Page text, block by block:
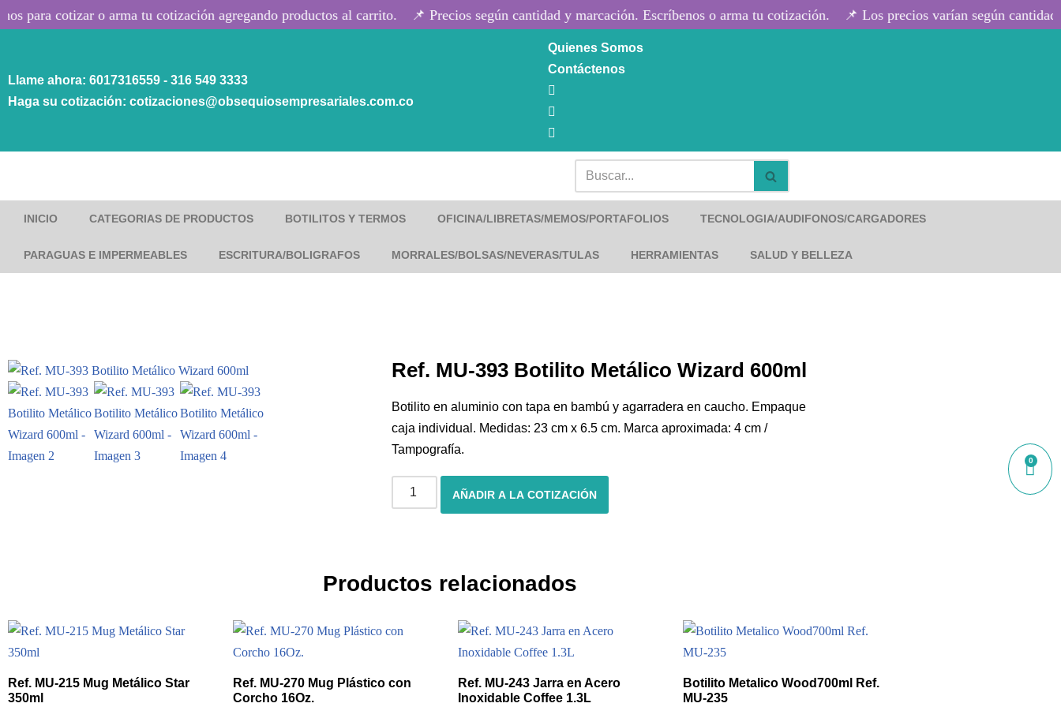
contenido
para cotizar o arma tu cotización agregando productos al carrito. 📌 Precios según cantidad y marcación. Escríbenos o arma tu cotización. 📌 Los precios varían según cantidad
Llame ahora: 6017316559 - 316 549 3333
Haga su cotización: cotizaciones@obsequiosempresariales.com.co
Quienes Somos
Contáctenos
0
INICIO CATEGORIAS DE PRODUCTOS BOTILITOS Y TERMOS OFICINA/LIBRETAS/MEMOS/PORTAFOLIOS TECNOLOGIA/AUDIFONOS/CARGADORES
PARAGUAS E IMPERMEABLES ESCRITURA/BOLIGRAFOS MORRALES/BOLSAS/NEVERAS/TULAS HERRAMIENTAS SALUD Y BELLEZA
Ref. MU-393 Botilito Metálico Wizard 600ml
Botilito en aluminio con tapa en bambú y agarradera en caucho. Empaque
caja individual. Medidas: 23 cm x 6.5 cm. Marca aproximada: 4 cm /
Tampografía.
AÑADIR A LA COTIZACIÓN
Productos relacionados
Ref. MU-215 Mug Metálico Star
350ml
Ref. MU-270 Mug Plástico con
Corcho 16Oz.
Ref. MU-243 Jarra en Acero
Inoxidable Coffee 1.3L
Botilito Metalico Wood700ml Ref.
MU-235